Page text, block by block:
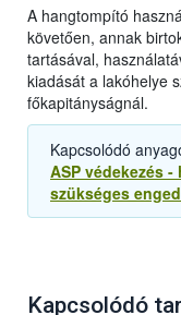
A hangtompító
követően, annak
tartásával,
kiadását a lakóhelye
főkapitányságnál.
Kapcsolódó
ASP védekezés
szükséges
Kapcsolódó